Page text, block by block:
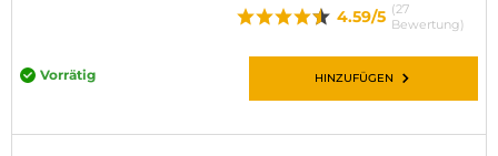
4.59/5 (27
Bewertung)
Vorrätig HINZUFÜGEN